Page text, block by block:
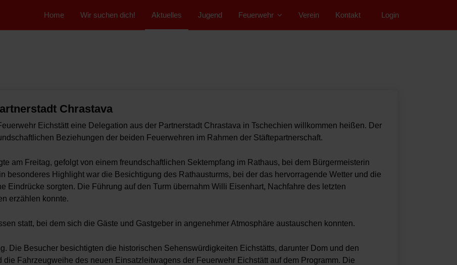
Home Wir suchen dich! Aktuelles Jugend Feuerwehr Verein Kontakt Login
Chrastava
Eichstätt eine Delegation aus der Partnerstadt Chrastava in Tschechien willkommen heißen. Der
Beziehungen der beiden Feuerwehren im Rahmen der Stäftepartnerschaft.
am Freitag, gefolgt von einem freundschaftlichen Sektempfang im Rathaus, bei dem Bürgermeisterin
besonderes Highlight war die Besichtigung des Rathausturms, bei der das hervorragende Wetter und die
Eindrücke sorgten. Die Führung auf den Turm übernahm Willi Eisenhart, Nachfahre des letzten
erzählen konnte.
statt, bei dem sich die Gäste und Gastgeber in angenehmer Atmosphäre austauschen konnten.
Die Besucher besichtigten die historischen Sehenswürdigkeiten Eichstätts, darunter Dom und den
Fahrzeugweihe des neuen Einsatzleitwagens der Feuerwehr Eichstätt auf dem Programm. Die